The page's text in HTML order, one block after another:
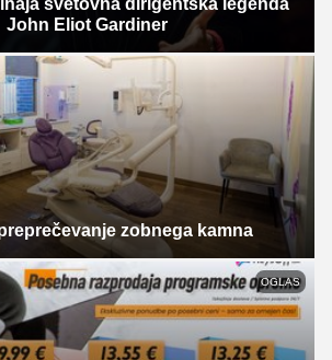
svetovna dirigentska legenda
John Eliot Gardiner
zobnega kamna
OGLAS